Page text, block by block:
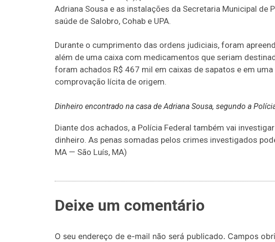
Adriana Sousa e as instalações da Secretaria Municipal de
saúde de Salobro, Cohab e UPA.
Durante o cumprimento das ordens judiciais, foram
além de uma caixa com medicamentos que seriam
foram achados R$ 467 mil em caixas de sapatos e em
comprovação lícita de origem.
Dinheiro encontrado na casa de Adriana Sousa, segundo a
Diante dos achados, a Polícia Federal também vai
dinheiro. As penas somadas pelos crimes investigados
MA — São Luís, MA)
Deixe um comentário
O seu endereço de e-mail não será publicado. Campos